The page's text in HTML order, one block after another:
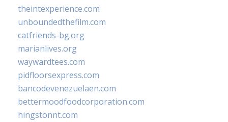
theintexperience.com
unboundedthefilm.com
catfriends-bg.org
marianlives.org
waywardtees.com
pidfloorsexpress.com
bancodevenezuelaen.com
bettermoodfoodcorporation.com
hingstonnt.com